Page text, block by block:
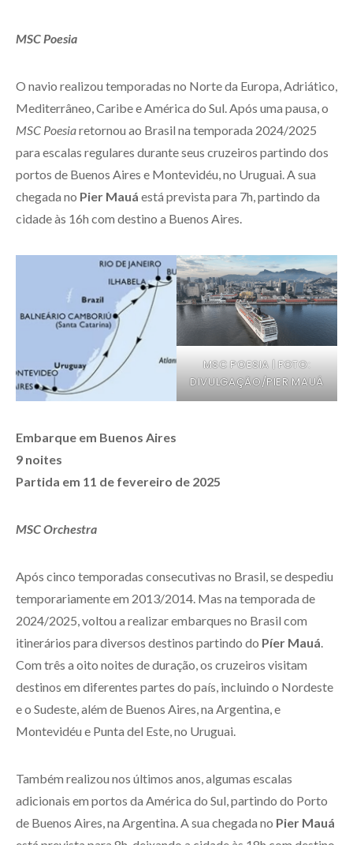
MSC Poesia
O navio realizou temporadas no Norte da Europa, Adriático,
Mediterrâneo, Caribe e América do Sul. Após uma pausa, o
MSC Poesiaretornou ao Brasil na temporada 2024/2025
para escalas regulares durante seus cruzeiros partindo dos
portos de Buenos Aires e Montevidéu, no Uruguai. A sua
chegada no Pier Mauá está prevista para 7h, partindo da
cidade às 16h com destino a Buenos Aires.
MSC POESIA | FOTO:
DIVULGAÇÃO/PIER MAUÁ
Embarque em Buenos Aires
9 noites
Partida em 11 de fevereiro de 2025
MSC Orchestra
Após cinco temporadas consecutivas no Brasil, se despediu
temporariamente em 2013/2014. Mas na temporada de
2024/2025, voltou a realizar embarques no Brasil com
itinerários para diversos destinos partindo do Píer Mauá.
Com três a oito noites de duração, os cruzeiros visitam
destinos em diferentes partes do país, incluindo o Nordeste
e o Sudeste, além de Buenos Aires, na Argentina, e
Montevidéu e Punta del Este, no Uruguai.
Também realizou nos últimos anos, algumas escalas
adicionais em portos da América do Sul, partindo do Porto
de Buenos Aires, na Argentina. A sua chegada no Pier Mauá